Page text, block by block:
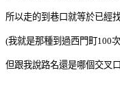
所以走的到巷口就等於已經
(我就是那種到過西門町100
但跟我說路名還是哪個交叉